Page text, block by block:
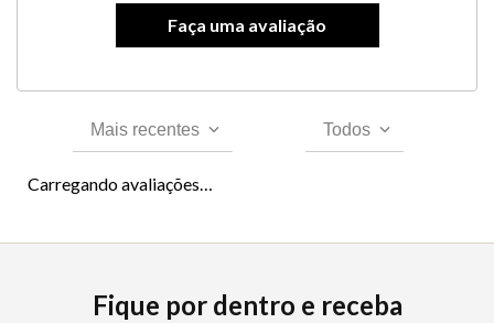
Mais recentes Todos
Carregando avaliações…
Fique por dentro e receba